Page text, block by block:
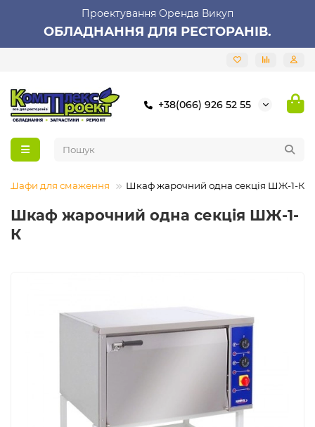
Проектування Оренда Викуп
ОБЛАДНАННЯ ДЛЯ РЕСТОРАНІВ.
+38(066) 926 52 55
Шафи для смаження Шкаф жарочний одна секція ШЖ-1-К
Шкаф жарочний одна секція ШЖ-1-
К